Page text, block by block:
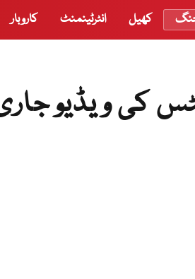
جنگ کھیل انٹرٹینمنٹ کاروبار
کی ویڈیو